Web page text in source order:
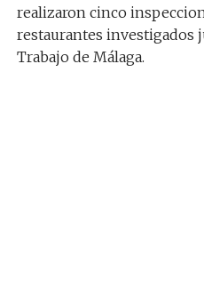
realizaron cinco
restaurantes investigados
Trabajo de Málaga.